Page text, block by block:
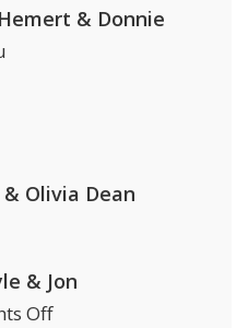
& Donnie
Olivia Dean
& Jon
Off